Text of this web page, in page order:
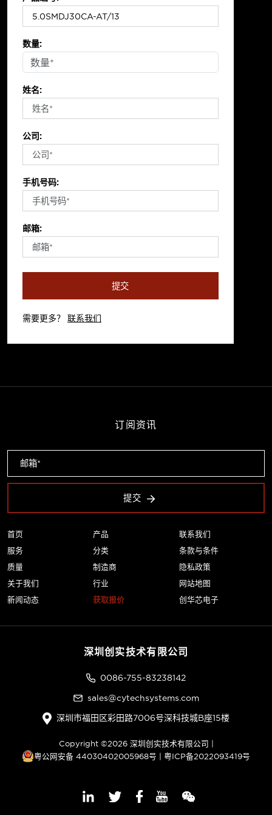
数量:
姓名:
公司:
手机号码:
邮箱:
提交
需要更多？ 联系我们
首页
服务
质量
关于我们
新闻动态
产品
分类
制造商
行业
获取报价
联系我们
条款与条件
隐私政策
网站地图
创华芯电子
订阅资讯
提交
深圳创实技术有限公司
0086-755-83238142
sales@cytechsystems.com
深圳市福田区彩田路7006号深科技城B座15楼
Copyright ©2026 深圳创实技术有限公司 |
粤公网安备 44030402005968号
粤ICP备2022093419号